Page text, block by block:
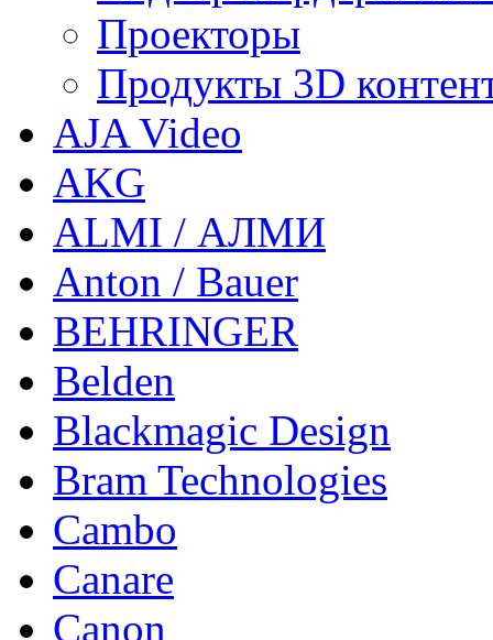
Проекторы
Продукты 3D
AJA Video
AKG
ALMI / АЛМИ
Anton / Bauer
BEHRINGER
Belden
Blackmagic Design
Bram Technologies
Cambo
Canare
Canon